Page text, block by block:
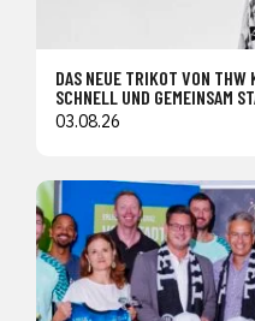
DAS NEUE TRIKOT VON
SCHNELL UND GEMEINSAM
03.08.26